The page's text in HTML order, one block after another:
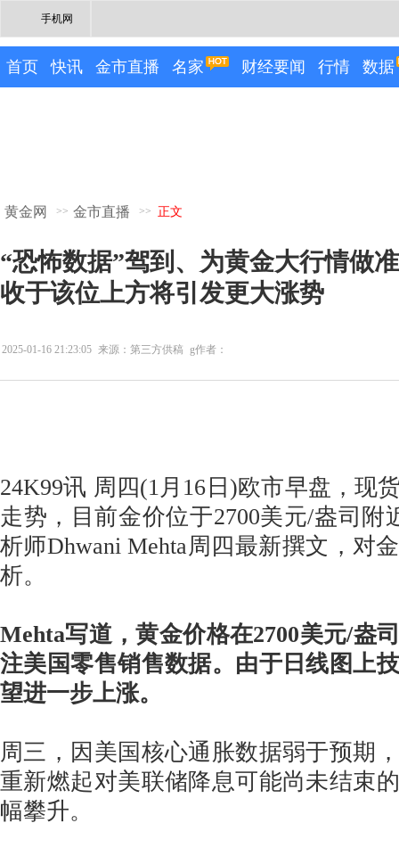
手机网
首页 快讯 金市直播 名家 财经要闻 行情 数据
黄金网 >> 金市直播 >> 正文
“恐怖数据”驾到、为黄金大行情做
收于该位上方将引发更大涨势
2025-01-16 21:23:05 来源：第三方供稿 g作者：
24K99讯 周四(1月16日)欧市早盘，现
走势，目前金价位于2700美元/盎司附
析师Dhwani Mehta周四最新撰文，对
析。
Mehta写道，黄金价格在2700美元/盎
注美国零售销售数据。由于日线图上
望进一步上涨。
周三，因美国核心通胀数据弱于预期
重新燃起对美联储降息可能尚未结束
幅攀升。